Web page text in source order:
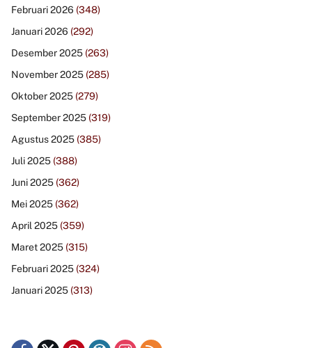
Februari 2026 (348)
Januari 2026 (292)
Desember 2025 (263)
November 2025 (285)
Oktober 2025 (279)
September 2025 (319)
Agustus 2025 (385)
Juli 2025 (388)
Juni 2025 (362)
Mei 2025 (362)
April 2025 (359)
Maret 2025 (315)
Februari 2025 (324)
Januari 2025 (313)